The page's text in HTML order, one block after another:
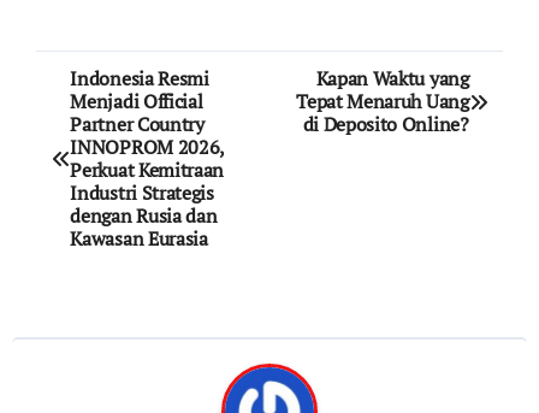
Post
navigation
Indonesia Resmi
Menjadi Official
Partner Country
INNOPROM 2026,
Perkuat Kemitraan
Industri Strategis
dengan Rusia dan
Kawasan Eurasia
Kapan Waktu yang
Tepat Menaruh Uang
di Deposito Online?